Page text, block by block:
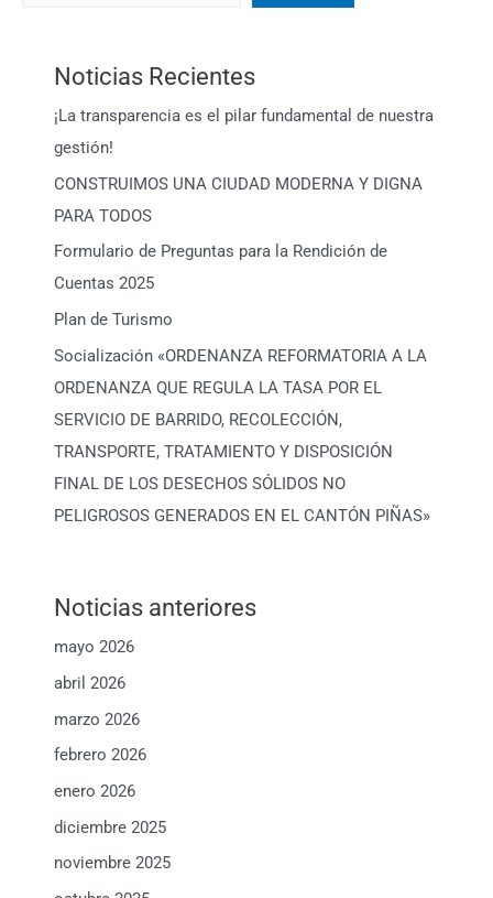
Noticias Recientes
¡La transparencia es el pilar fundamental de nuestra
gestión!
CONSTRUIMOS UNA CIUDAD MODERNA Y DIGNA
PARA TODOS
Formulario de Preguntas para la Rendición de
Cuentas 2025
Plan de Turismo
Socialización «ORDENANZA REFORMATORIA A LA
ORDENANZA QUE REGULA LA TASA POR EL
SERVICIO DE BARRIDO, RECOLECCIÓN,
TRANSPORTE, TRATAMIENTO Y DISPOSICIÓN
FINAL DE LOS DESECHOS SÓLIDOS NO
PELIGROSOS GENERADOS EN EL CANTÓN PIÑAS»
Noticias anteriores
mayo 2026
abril 2026
marzo 2026
febrero 2026
enero 2026
diciembre 2025
noviembre 2025